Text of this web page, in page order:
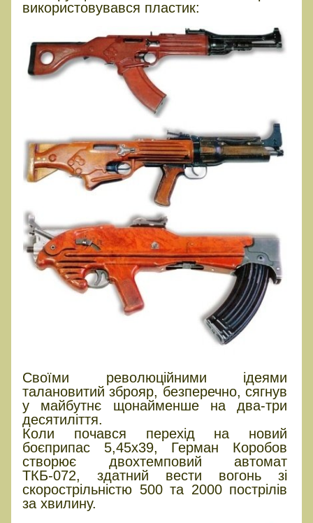
використовувався пластик:
Своїми революційними ідеями
талановитий зброяр, безперечно, сягнув
у майбутнє щонайменше на два-три
десятиліття.
Коли почався перехід на новий
боєприпас 5,45х39, Герман Коробов
створює двохтемповий автомат
ТКБ-072, здатний вести вогонь зі
скорострільністю 500 та 2000 пострілів
за хвилину.